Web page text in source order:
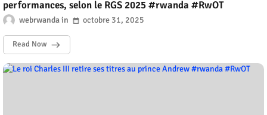
performances, selon le RGS 2025 #rwanda #RwOT
webrwanda octobre 31, 2025
Read Now